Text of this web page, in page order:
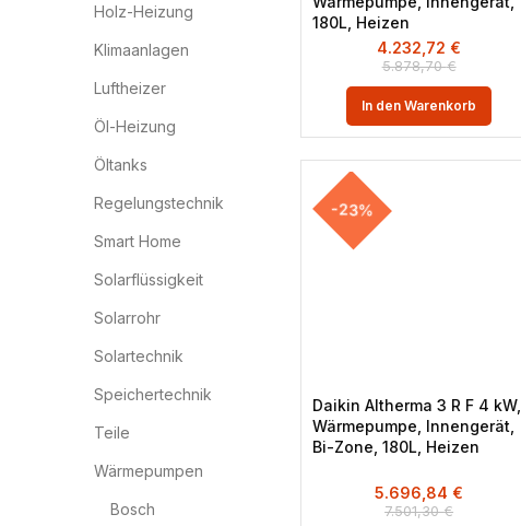
Holz-Heizung
Klimaanlagen
Luftheizer
Öl-Heizung
Öltanks
Regelungstechnik
Smart Home
Solarflüssigkeit
Solarrohr
Solartechnik
Speichertechnik
Teile
Wärmepumpen
Bosch
180L, Heizen
5.878,70€
4.232,72 €
In den Warenkorb
-23%
Daikin Altherma 3 R F 4 kW,
Wärmepumpe, Innengerät,
Bi-Zone, 180L, Heizen
7.501,30€
5.696,84 €